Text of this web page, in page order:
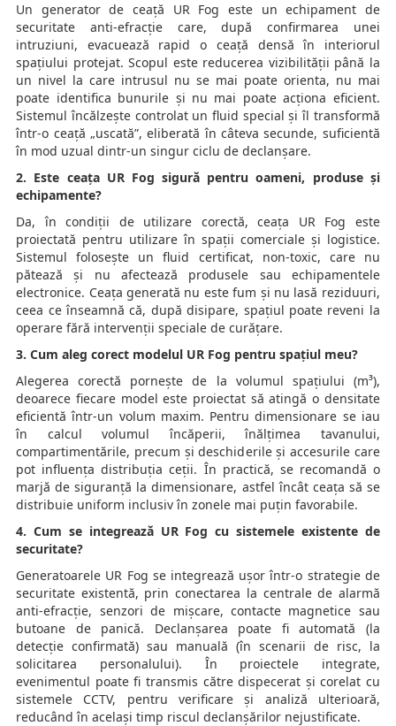
Un generator de ceață UR Fog este un echipament de
securitate anti-efracție care, după confirmarea unei
intruziuni, evacuează rapid o ceață densă în interiorul
spațiului protejat. Scopul este reducerea vizibilității până la
un nivel la care intrusul nu se mai poate orienta, nu mai
poate identifica bunurile și nu mai poate acționa eficient.
Sistemul încălzește controlat un fluid special și îl transformă
într-o ceață „uscată”, eliberată în câteva secunde, suficientă
în mod uzual dintr-un singur ciclu de declanșare.
2. Este ceața UR Fog sigură pentru oameni, produse și
echipamente?
Da, în condiții de utilizare corectă, ceața UR Fog este
proiectată pentru utilizare în spații comerciale și logistice.
Sistemul folosește un fluid certificat, non-toxic, care nu
pătează și nu afectează produsele sau echipamentele
electronice. Ceața generată nu este fum și nu lasă reziduuri,
ceea ce înseamnă că, după disipare, spațiul poate reveni la
operare fără intervenții speciale de curățare.
3. Cum aleg corect modelul UR Fog pentru spațiul meu?
Alegerea corectă pornește de la volumul spațiului (m³),
deoarece fiecare model este proiectat să atingă o densitate
eficientă într-un volum maxim. Pentru dimensionare se iau
în calcul volumul încăperii, înălțimea tavanului,
compartimentările, precum și deschiderile și accesurile care
pot influența distribuția ceții. În practică, se recomandă o
marjă de siguranță la dimensionare, astfel încât ceața să se
distribuie uniform inclusiv în zonele mai puțin favorabile.
4. Cum se integrează UR Fog cu sistemele existente de
securitate?
Generatoarele UR Fog se integrează ușor într-o strategie de
securitate existentă, prin conectarea la centrale de alarmă
anti-efracție, senzori de mișcare, contacte magnetice sau
butoane de panică. Declanșarea poate fi automată (la
detecție confirmată) sau manuală (în scenarii de risc, la
solicitarea personalului). În proiectele integrate,
evenimentul poate fi transmis către dispecerat și corelat cu
sistemele CCTV, pentru verificare și analiză ulterioară,
reducând în același timp riscul declanșărilor nejustificate.